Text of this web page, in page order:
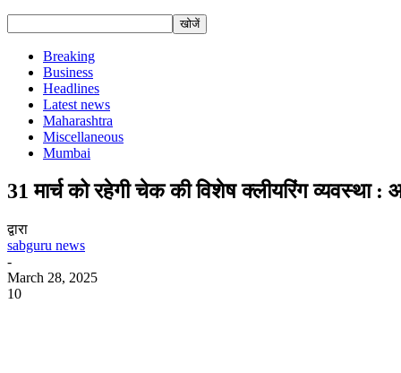
Breaking
Business
Headlines
Latest news
Maharashtra
Miscellaneous
Mumbai
31 मार्च को रहेगी चेक की विशेष क्लीयरिंग व्यवस्था :
द्वारा
sabguru news
-
March 28, 2025
10